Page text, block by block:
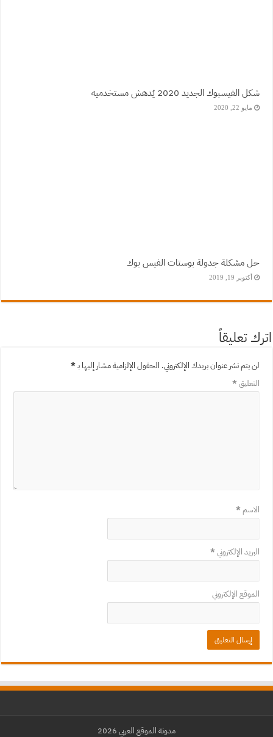
شكل الفيسبوك الجديد 2020 يُدهش مستخدميه
مايو 22, 2020
حل مشكلة جدولة بوستات الفيس بوك
أكتوبر 19, 2019
اترك تعليقاً
لن يتم نشر عنوان بريدك الإلكتروني. الحقول الإلزامية مشار إليها بـ*
التعليق*
الاسم*
البريد الإلكتروني*
الموقع الإلكتروني
مدونة الموقع العربي 2026